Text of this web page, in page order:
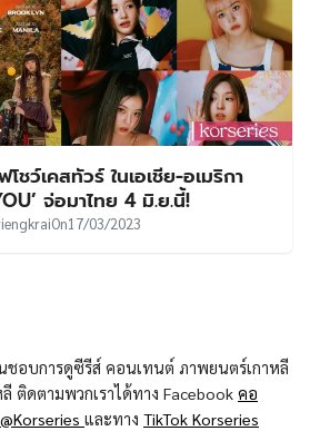
ชว์เคสทัวร์ ในเอเชีย-อเมริกา
จ่อมาไทย 4 มิ.ย.นี้!
On17/03/2023
ชอบการดูซีรีส์ คอนเทนต์ ภาพยนตร์เกาหลี
ติดตามพวกเราได้ทาง Facebook คอ
@Korseries และทาง TikTok Korseries